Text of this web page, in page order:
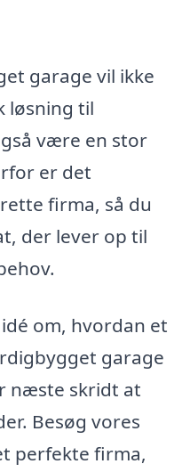
garage vil ikke
løsning til
være en stor
er det
firma, så du
der lever op til
om, hvordan et
garage
næste skridt at
Besøg vores
perfekte firma,